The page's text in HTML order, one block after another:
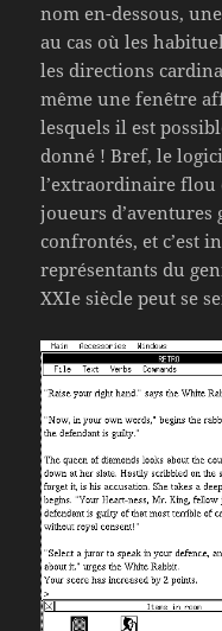
nom en-dessous,
au cas où les
les directions
même une fenêtre
lesquels il est
donné ! Bref, le
l’extraordinaire flou
joueurs
confrontés, et c’est
représentants du
XXIe siècle peut se